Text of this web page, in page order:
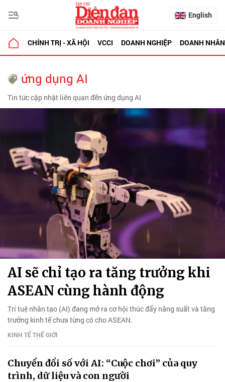
English
CHÍNH TRỊ - XÃ HỘI VCCI DOANH NGHIỆP DOANH NHÂN
ứng dụng AI
Tin tức cập nhật liên quan đến ứng dụng AI
AI sẽ chỉ tạo ra tăng trưởng khi
ASEAN cùng hành động
Trí tuệ nhân tạo (AI) đang mở ra cơ hội thúc đẩy năng suất và tăng
trưởng kinh tế chưa từng có cho ASEAN.
KINH TẾ THẾ GIỚI
Chuyển đổi số với AI: “Cuộc chơi” của quy
trình, dữ liệu và con người